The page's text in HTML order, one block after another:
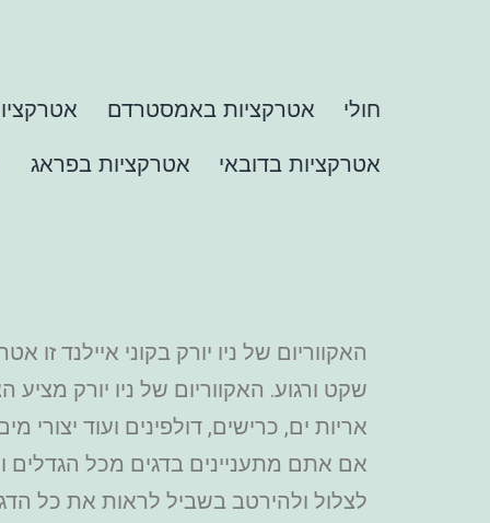
חולי אטרקציות באמסטרדם
אטרקציות בדובאי אטרקציות בפראג
האקווריום של ניו יורק בקוני איילנד
שקט ורגוע. האקווריום של ניו יורק
אריות ים, כרישים, דולפינים ועוד
אם אתם מתעניינים בדגים מכל הגדלים
לצלול ולהירטב בשביל לראות את כל הדגים היפים